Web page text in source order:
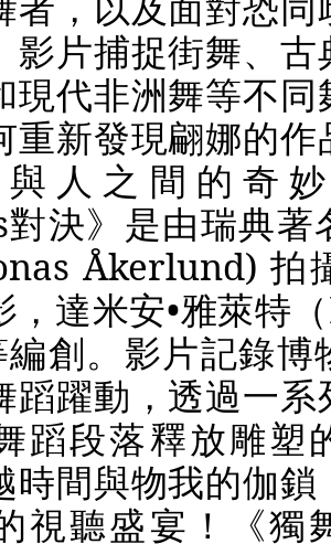
影片捕捉街舞、古
現代非洲舞等不同
重新發現翩娜的作
人之間的奇
對決》是由瑞典著
Åkerlund) 拍
，達米安•雅萊特（
編創。影片記錄博
蹈躍動，透過一系
蹈段落釋放雕塑
時間與物我的伽鎖
視聽盛宴！《獨